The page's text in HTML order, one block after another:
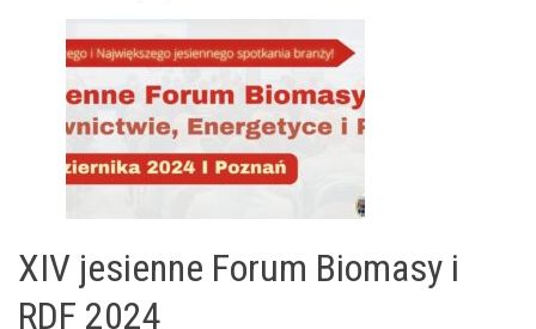
XIV jesienne Forum Biomasy i
RDF 2024